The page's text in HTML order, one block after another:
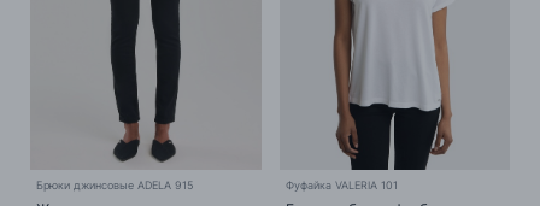
Брюки джинсовые ADELA 915 Фуфайка VALERIA 101